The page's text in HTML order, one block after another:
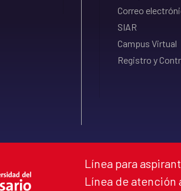
Correo
SIAR
Campus Virtual
Registro y
Línea para
Línea de atención